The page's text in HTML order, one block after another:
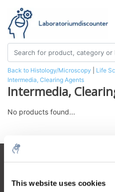
This website uses cookies
Back to Histology/Microscopy Life
Intermedia, Clearing Agents
Intermedia,
No products found...
My account